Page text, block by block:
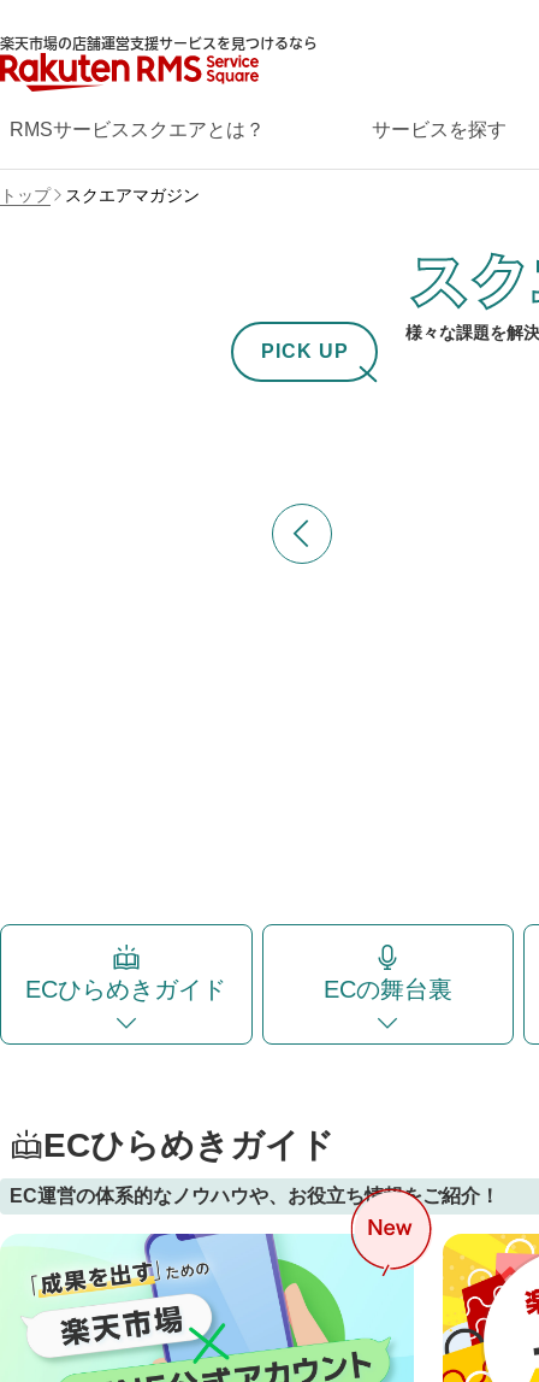
楽天市場の店舗運営支援サービスを見つけるなら
RMSサービススクエアとは？ サービスを探す
トップ スクエアマガジン
様々な課題を解
PICK UP
ECひらめきガイド ECの舞台裏
ECひらめきガイド
EC運営の体系的なノウハウや、お役立ち情報をご紹介！